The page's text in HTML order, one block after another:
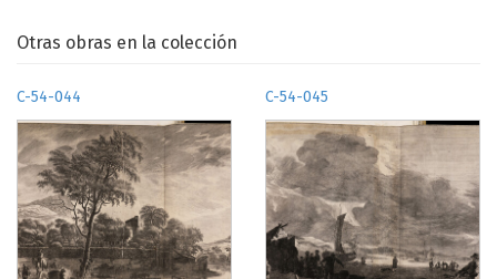
Otras obras en la colección
C-54-044 C-54-045